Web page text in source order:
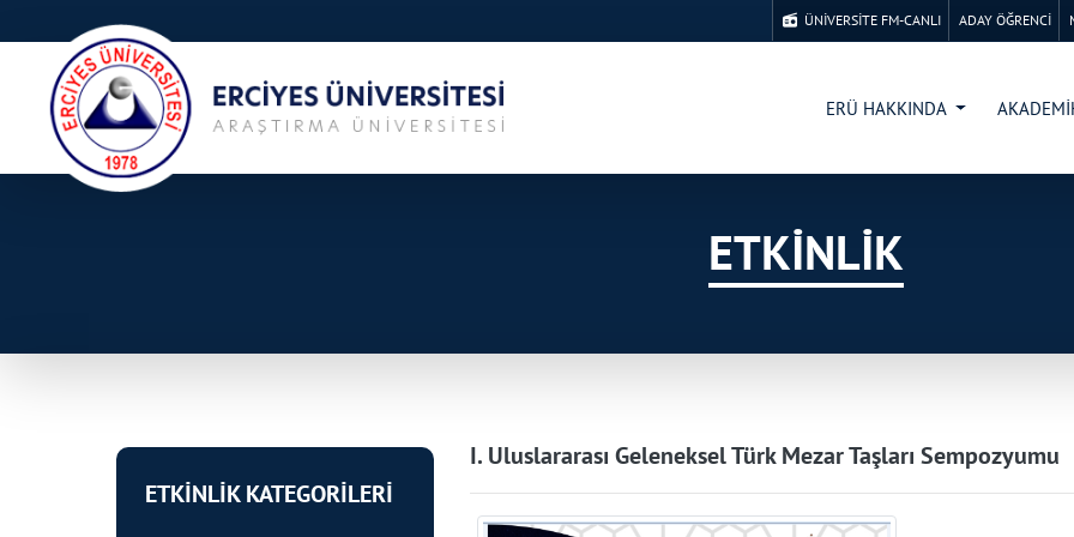
ÜNİVERSİTE FM-CANLI ADAY ÖĞRENCİ
ERÜ HAKKINDA
ETKİNLİK
ETKİNLİK KATEGORİLERİ
I. Uluslararası Geleneksel Türk Mezar Taşları Sempozyumu